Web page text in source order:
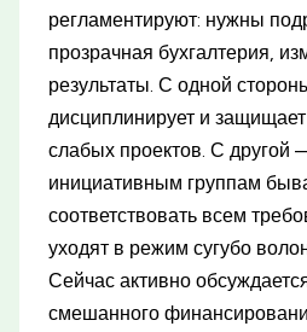
регламентируют: нужны
прозрачная бухгалтерия,
результаты. С одной
дисциплинирует и
слабых проектов. С
инициативным группам
соответствовать всем
уходят в режим сугубо
Сейчас активно
смешанного